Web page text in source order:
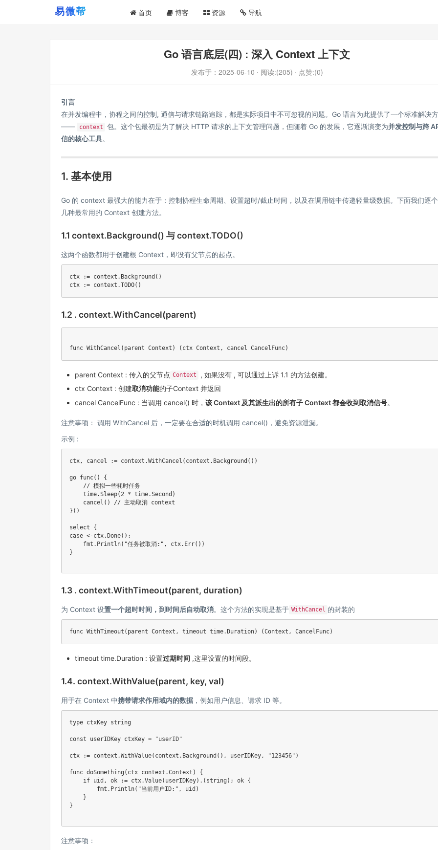
首页 博客 资源 导航
Go 语言底层(四) : 深入 Context 上下文
发布于： 2025-06-10 ⋅ 阅读:(205) ⋅ 点赞:(0)
引言
在并发编程中，协程之间的控制, 通信与请求链路追踪，都是实际项目中不可忽视的问题。Go 语言为此提供了一个标准解决
——
context 包。这个包最初是为了解决 HTTP 请求的上下文管理问题，但随着 Go 的发展，它逐渐演变为并发控制与跨
信的核心工具。
1. 基本使用
Go 的 context 最强大的能力在于：控制协程生命周期、设置超时/截止时间，以及在调用链中传递轻量级数据。下面我们逐
几种最常用的 Context 创建方法。
1.1 context.Background() 与 context.TODO()
这两个函数都用于创建根 Context，即没有父节点的起点。
ctx := context . Background ( )
ctx
:= context .TODO( )
1.2 . context.WithCancel(parent)
func WithCancel ( parent Context ) ( ctx Context , cancel CancelFunc)
parent Context : 传入的父节点 Context
, 如果没有 , 可以通过上诉 1.1 的方法创建。
ctx Context : 创建取消功能的子Context 并返回
cancel CancelFunc : 当调用 cancel() 时， 该 Context 及其派生出的所有子 Context 都会收到取消信号。
注意事项： 调用 WithCancel 后，一定要在合适的时机调用 cancel()，避免资源泄漏。
示例 :
ctx , cancel := context .WithCancel ( context . Background ( ) )
go func( )
{
// 模拟一些耗时任务
    time
.Sleep( 2 * time.Second )
cancel ( )
// 主动取消 context
} ( )
select
{
case <-ctx.Done( ) :
    fmt
. Println( "任务被取消:" , ctx. Err( ) )
}
1.3 . context.WithTimeout(parent, duration)
为 Context 设置一个超时时间，到时间后自动取消。这个方法的实现是基于 WithCancel 的封装的
func WithTimeout ( parent Context , timeout time.Duration) (Context , CancelFunc)
timeout time.Duration : 设置过期时间 ,这里设置的时间段。
1.4. context.WithValue(parent, key, val)
用于在 Context 中携带请求作用域内的数据 ，例如用户信息、请求 ID 等。
type ctxKey string
const userIDKey ctxKey = "userID"
ctx := context .WithValue( context . Background ( ) , userIDKey , "123456" )
func doSomething ( ctx context .Context )
{
if uid , ok := ctx.Value( userIDKey) . ( string ) ; ok {
        fmt
. Println( "当前用户ID:" , uid )
}
}
注意事项：